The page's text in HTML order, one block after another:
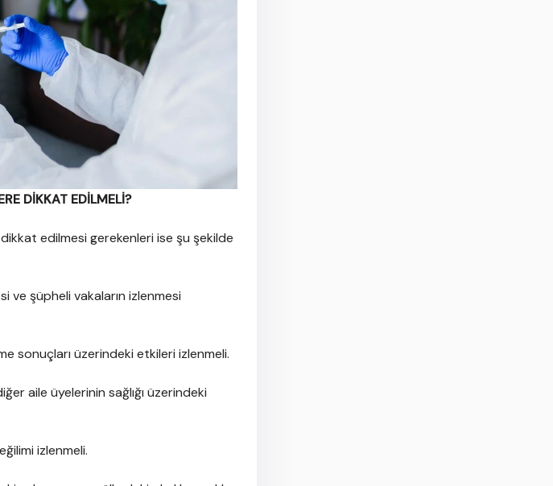
DİKKAT EDİLMELİ?
dikkat edilmesi gerekenleri ise şu şekilde
ve şüpheli vakaların izlenmesi
sonuçları üzerindeki etkileri izlenmeli.
aile üyelerinin sağlığı üzerindeki
izlenmeli.